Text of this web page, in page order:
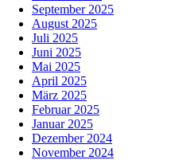
September 2025
August 2025
Juli 2025
Juni 2025
Mai 2025
April 2025
März 2025
Februar 2025
Januar 2025
Dezember 2024
November 2024